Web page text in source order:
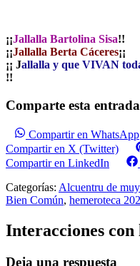
¡¡Jallalla Bartolina Sisa!!
¡¡Jallalla Berta Cáceres¡¡
¡¡ Jallalla y que VIVAN
!!
Comparte esta
Compartir en WhatsApp
Compartir en X (Twitter)
Compartir en LinkedIn
Categorías: Alcuentru de
Bien Común, hemeroteca
Interacciones con
Deja una respuesta